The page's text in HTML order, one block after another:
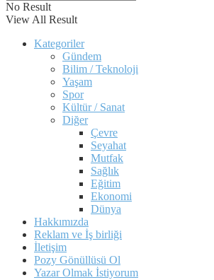
No Result
View All Result
Kategoriler
Gündem
Bilim / Teknoloji
Yaşam
Spor
Kültür / Sanat
Diğer
Çevre
Seyahat
Mutfak
Sağlık
Eğitim
Ekonomi
Dünya
Hakkımızda
Reklam ve İş birliği
İletişim
Pozy Gönüllüsü Ol
Yazar Olmak İstiyorum